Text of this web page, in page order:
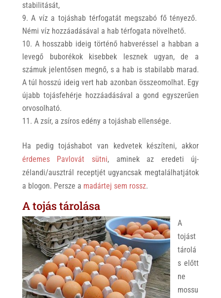
stabilitását,
A víz a tojáshab térfogatát megszabó fő tényező.
Némi víz hozzáadásával a hab térfogata növelhető.
A hosszabb ideig történő habveréssel a habban a
levegő buborékok kisebbek lesznek ugyan, de a
számuk jelentősen megnő, s a hab is stabilabb marad.
A túl hosszú ideig vert hab azonban összeomolhat. Egy
újabb tojásfehérje hozzáadásával a gond egyszerűen
orvosolható.
A zsír, a zsíros edény a tojáshab ellensége.
Ha pedig tojáshabot van kedvetek készíteni, akkor
érdemes Pavlovát sütni, aminek az eredeti új-
zélandi/ausztrál receptjét ugyancsak megtalálhatjátok
a blogon. Persze a madártej sem rossz.
A tojás tárolása
A
tojást
tárolá
s előtt
ne
mossu